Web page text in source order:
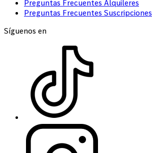
Preguntas Frecuentes Alquileres
Preguntas Frecuentes Suscripciones
Síguenos en